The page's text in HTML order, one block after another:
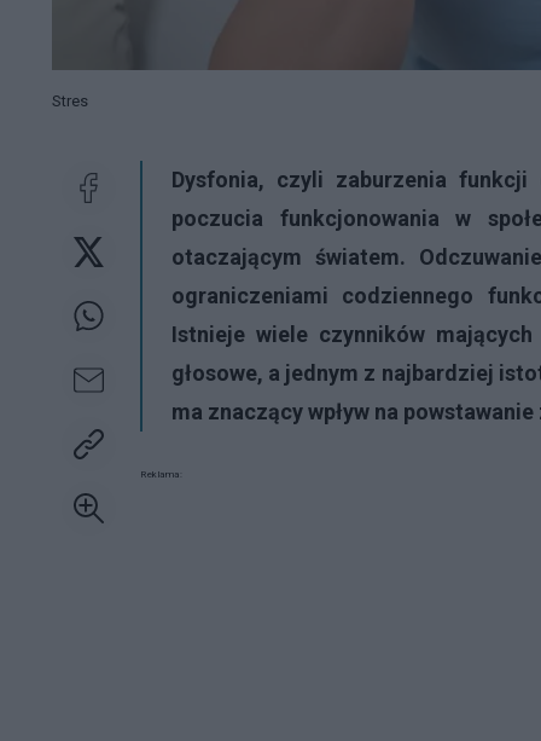
Stres
Dysfonia, czyli zaburzenia funkcji
poczucia funkcjonowania w
otaczającym światem.
ograniczeniami codziennego
Istnieje wiele czynników
głosowe, a jednym z najbardziej
ma znaczący wpływ na
Reklama: